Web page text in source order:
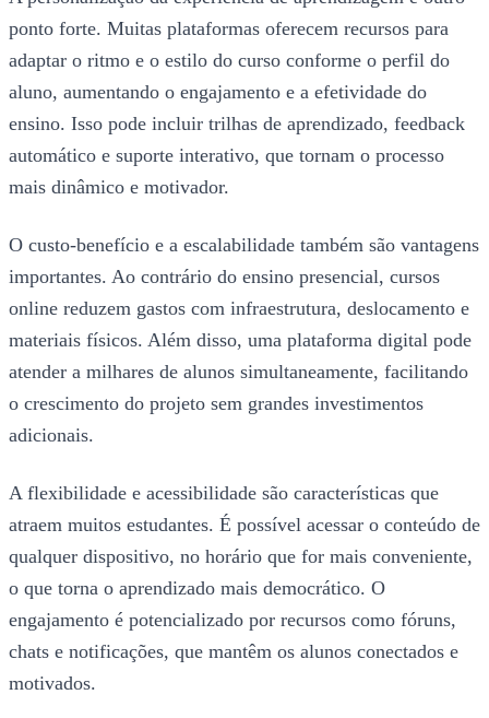
ponto forte. Muitas plataformas oferecem recursos para
adaptar o ritmo e o estilo do curso conforme o perfil do
aluno, aumentando o engajamento e a efetividade do
ensino. Isso pode incluir trilhas de aprendizado, feedback
automático e suporte interativo, que tornam o processo
mais dinâmico e motivador.
O custo-benefício e a escalabilidade também são vantagens
importantes. Ao contrário do ensino presencial, cursos
online reduzem gastos com infraestrutura, deslocamento e
materiais físicos. Além disso, uma plataforma digital pode
atender a milhares de alunos simultaneamente, facilitando
o crescimento do projeto sem grandes investimentos
adicionais.
A flexibilidade e acessibilidade são características que
atraem muitos estudantes. É possível acessar o conteúdo de
qualquer dispositivo, no horário que for mais conveniente,
o que torna o aprendizado mais democrático. O
engajamento é potencializado por recursos como fóruns,
chats e notificações, que mantêm os alunos conectados e
motivados.